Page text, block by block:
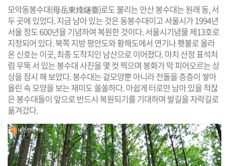
모악동봉수대(母岳東烽燧臺)로도 불리는 안산 봉수대는 원래 동, 서
두 곳에 있었다. 지금 남아 있는 것은 동봉수대이고 서울시가 1994년
서울 정도 600년을 기념하여 복원한 것이다. 서울시기념물 제13호로
지정되어 있다. 북쪽 지방 평안도와 황해도에서 연기나 횃불로 올라
온 신호는 이곳, 최종 도착지인 남산으로 이어졌다. 마치 산정 표석처
럼 우뚝 서 있는 봉수대 사진을 몇 컷 찍으며 봉화가 막 피어오르는 상
상을 잠시 해 보았다. 봉수대는 겉모양뿐 아니라 전돌을 층층이 쌓아
올린 속 모양을 보는 재미도 쏠쏠하다. 아쉽게 터로만 남아 있을 적잖
은 봉수대들이 앞으로 반드시 복원되기를 기대하며 발길을 자락길로
옮겨갔다.